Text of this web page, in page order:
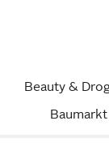
Beauty &
Baumarkt